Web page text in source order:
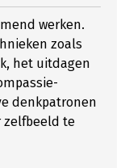
werken.
zoals
het uitdagen
denkpatronen
zelfbeeld te